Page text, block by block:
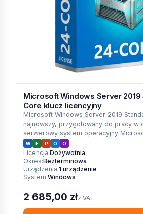
Microsoft Windows Server 2019
Core klucz licencyjny
Microsoft Windows Server 2019
najnowszy, przygotowany do pracy w
serwerowy system operacyjny
W E P O O
Licencja:Dożywotnia
Okres:Bezterminowa
Urządzenia:1 urządzenie
System:Windows
2 685,00 złz VAT